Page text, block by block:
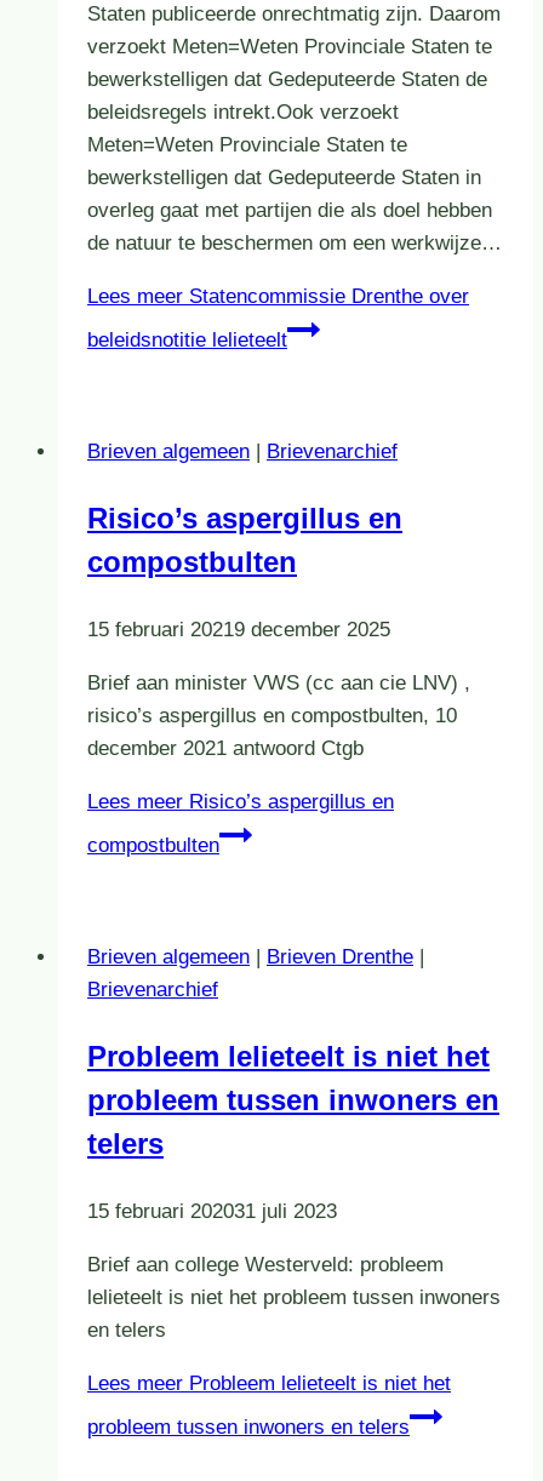
Staten publiceerde onrechtmatig zijn. Daarom
verzoekt Meten=Weten Provinciale Staten te
bewerkstelligen dat Gedeputeerde Staten de
beleidsregels intrekt.Ook verzoekt
Meten=Weten Provinciale Staten te
bewerkstelligen dat Gedeputeerde Staten in
overleg gaat met partijen die als doel hebben
de natuur te beschermen om een werkwijze…
Lees meer Statencommissie Drenthe over
beleidsnotitie lelieteelt
Brieven algemeen | Brievenarchief
Risico’s aspergillus en
compostbulten
15 februari 20219 december 2025
Brief aan minister VWS (cc aan cie LNV) ,
risico’s aspergillus en compostbulten, 10
december 2021 antwoord Ctgb
Lees meer Risico’s aspergillus en
compostbulten
Brieven algemeen | Brieven Drenthe |
Brievenarchief
Probleem lelieteelt is niet het
probleem tussen inwoners en
telers
15 februari 202031 juli 2023
Brief aan college Westerveld: probleem
lelieteelt is niet het probleem tussen inwoners
en telers
Lees meer Probleem lelieteelt is niet het
probleem tussen inwoners en telers